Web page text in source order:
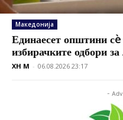
Македонија
Единаесет општини
избирачките одбори
XH M - 06.08.2026 23:17
-